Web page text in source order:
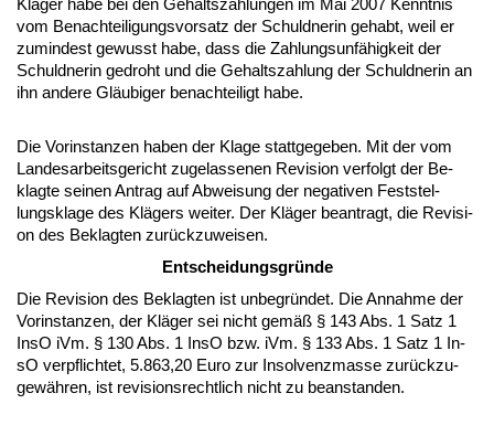
Kläger ha­be bei den Ge­halts­zah­lun­gen im Mai 2007 Kennt­nis
vom Be­nach­tei­li­gungs­vor­satz der Schuld­ne­rin ge­habt, weil er
zu­min­dest ge­wusst ha­be, dass die Zah­lungs­unfähig­keit der
Schuld­ne­rin ge­droht und die Ge­halts­zah­lung der Schuld­ne­rin an
ihn an­de­re Gläubi­ger be­nach­tei­ligt ha­be.
Die Vor­in­stan­zen ha­ben der Kla­ge statt­ge­ge­ben. Mit der vom
Lan­des­ar­beits­ge­richt zu­ge­las­se­nen Re­vi­si­on ver­folgt der Be­
klag­te sei­nen An­trag auf Ab­wei­sung der ne­ga­ti­ven Fest­stel­
lungs­kla­ge des Klägers wei­ter. Der Kläger be­an­tragt, die Re­vi­si­
on des Be­klag­ten zurück­zu­wei­sen.
Ent­schei­dungs­gründe
Die Re­vi­si­on des Be­klag­ten ist un­be­gründet. Die An­nah­me der
Vor­in­stan­zen, der Kläger sei nicht gemäß § 143 Abs. 1 Satz 1
In­sO iVm. § 130 Abs. 1 In­sO bzw. iVm. § 133 Abs. 1 Satz 1 In­
sO ver­pflich­tet, 5.863,20 Eu­ro zur In­sol­venz­mas­se zurück­zu­
gewähren, ist re­vi­si­ons­recht­lich nicht zu be­an­stan­den.